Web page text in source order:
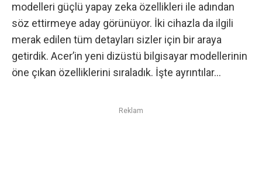
modelleri güçlü yapay zeka özellikleri ile adından
söz ettirmeye aday görünüyor. İki cihazla da ilgili
merak edilen tüm detayları sizler için bir araya
getirdik. Acer’in yeni dizüstü bilgisayar modellerinin
öne çıkan özelliklerini sıraladık. İşte ayrıntılar…
Reklam